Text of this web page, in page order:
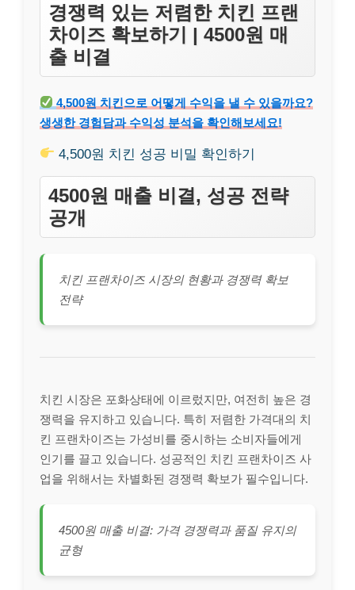
경쟁력 있는 저렴한 치킨 프랜
차이즈 확보하기 | 4500원 매
출 비결
4,500원 치킨으로 어떻게 수익을 낼 수 있을까요?
생생한 경험담과 수익성 분석을 확인해보세요!
4,500원 치킨 성공 비밀 확인하기
4500원 매출 비결, 성공 전략
공개
치킨 프랜차이즈 시장의 현황과 경쟁력 확보
전략
치킨 시장은 포화상태에 이르렀지만, 여전히 높은 경
쟁력을 유지하고 있습니다. 특히 저렴한 가격대의 치
킨 프랜차이즈는 가성비를 중시하는 소비자들에게
인기를 끌고 있습니다. 성공적인 치킨 프랜차이즈 사
업을 위해서는 차별화된 경쟁력 확보가 필수입니다.
4500원 매출 비결: 가격 경쟁력과 품질 유지의
균형